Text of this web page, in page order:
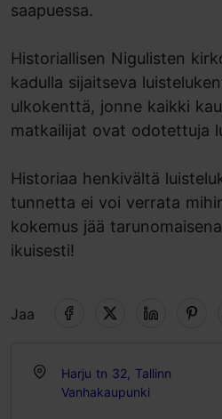
saapuessa.
Historiallisen Nigulisten
kadulla sijaitseva
ulkokenttä, jonne kaikki
matkailijat ovat odotettuja
Historiaa henkivältä
tunnetta ei voi verrata
kokemus jää
ikuisesti!
Jaa
Harju tn 32, Tallinn
Vanhakaupunki